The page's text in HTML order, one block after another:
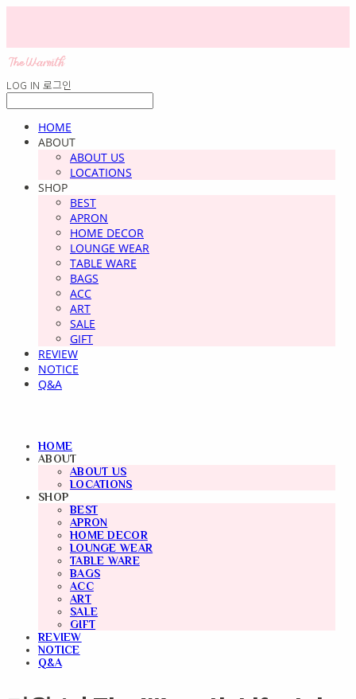
LOG IN 로그인
HOME
ABOUT
ABOUT US
LOCATIONS
SHOP
BEST
APRON
HOME DECOR
LOUNGE WEAR
TABLE WARE
BAGS
ACC
ART
SALE
GIFT
REVIEW
NOTICE
Q&A
HOME
ABOUT
ABOUT US
LOCATIONS
SHOP
BEST
APRON
HOME DECOR
LOUNGE WEAR
TABLE WARE
BAGS
ACC
ART
SALE
GIFT
REVIEW
NOTICE
Q&A